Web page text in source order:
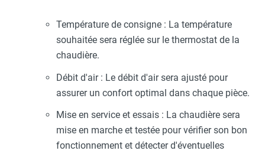
Température de consigne : La température
souhaitée sera réglée sur le thermostat de la
chaudière.
Débit d'air : Le débit d'air sera ajusté pour
assurer un confort optimal dans chaque pièce.
Mise en service et essais : La chaudière sera
mise en marche et testée pour vérifier son bon
fonctionnement et détecter d'éventuelles